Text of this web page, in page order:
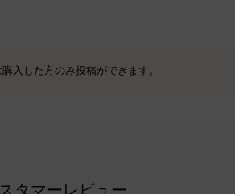
入した方のみ投稿ができます。
タマーレビュー